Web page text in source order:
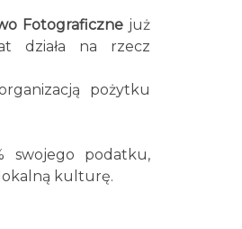
Fotograficzne już
działa na rzecz
pożytku
swojego podatku,
kulturę.